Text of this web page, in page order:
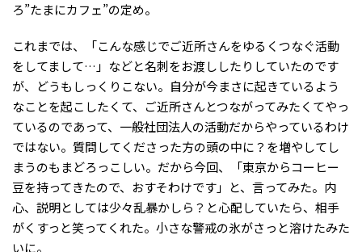
ろ”たまにカフェ”の定め。
これまでは、「こんな感じでご近所さんをゆるくつなぐ活動
をしてまして…」などと名刺をお渡ししたりしていたのです
が、どうもしっくりこない。自分が今まさに起きているよう
なことを起こしたくて、ご近所さんとつながってみたくてやっ
ているのであって、一般社団法人の活動だからやっているわけ
ではない。質問してくださった方の頭の中に？を増やしてし
まうのもまどろっこしい。だから今回、「東京からコーヒー
豆を持ってきたので、おすそわけです」と、言ってみた。内
心、説明としては少々乱暴かしら？と心配していたら、相手
がくすっと笑ってくれた。小さな警戒の氷がさっと溶けたみた
いに。